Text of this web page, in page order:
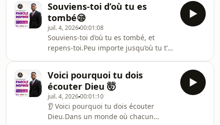
La vraie paix se trouve dans la
présence de Dieu.Dans cet épisode de
Parole Inspirée, nous découvrons
pourquoi tant de personnes restent
troublées malgré tout ce qu’elles
possèdent, et comment retrouver un
cœur paisible en revenant auprès de
l’Éternel.📖 « Tu gar
Souviens-toi d’où tu es
tombé😪
juil. 4, 202600:01:08
Souviens-toi d’où tu es tombé, et
repens-toi.Peu importe jusqu’où tu t’es
t’appelle pas à vivre dans la
culpabilité, mais à revenir à Lui avec
un cœur sincère.Aujourd’hui, prends
le temps d’examiner ta vie. Si tu as
abandonné ton premier amour, si tu
Voici pourquoi tu dois
écouter Dieu 🤯
juil. 4, 202600:01:10
👂 Voici pourquoi tu dois écouter
Dieu.Dans un monde où chacun